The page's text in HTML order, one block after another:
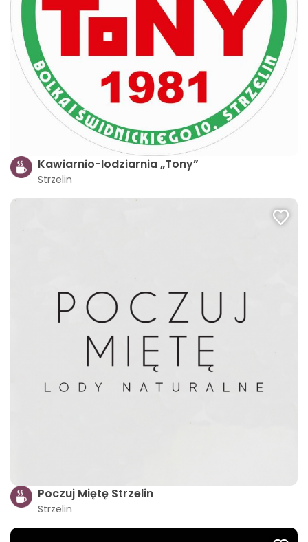
Kawiarnio-lodziarnia „Tony”
Strzelin
Poczuj Miętę Strzelin
Strzelin